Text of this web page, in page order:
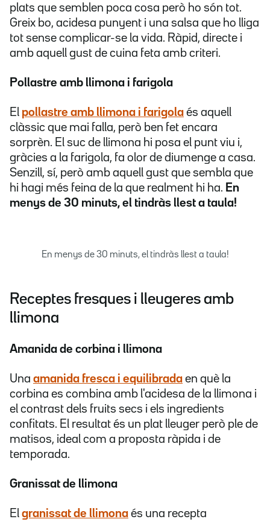
plats que semblen poca cosa però ho són tot.
Greix bo, acidesa punyent i una salsa que ho lliga
tot sense complicar-se la vida. Ràpid, directe i
amb aquell gust de cuina feta amb criteri.
Pollastre amb llimona i farigola
El pollastre amb llimona i farigola és aquell
clàssic que mai falla, però ben fet encara
sorprèn. El suc de llimona hi posa el punt viu i,
gràcies a la farigola, fa olor de diumenge a casa.
Senzill, sí, però amb aquell gust que sembla que
hi hagi més feina de la que realment hi ha. En
menys de 30 minuts, el tindràs llest a taula!
En menys de 30 minuts, el tindràs llest a taula!
Receptes fresques i lleugeres amb
llimona
Amanida de corbina i llimona
Una amanida fresca i equilibrada en què la
corbina es combina amb l'acidesa de la llimona i
el contrast dels fruits secs i els ingredients
confitats. El resultat és un plat lleuger però ple de
matisos, ideal com a proposta ràpida i de
temporada.
Granissat de llimona
El granissat de llimona és una recepta